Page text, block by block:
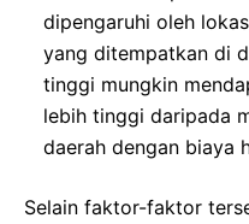
dipengaruhi oleh
yang ditempatkan di
tinggi mungkin
lebih tinggi daripada
daerah dengan biaya
Selain faktor-faktor